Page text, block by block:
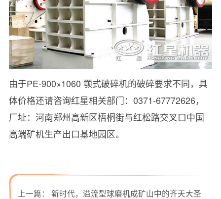
由于PE-900×1060 颚式破碎机的破碎要求不同，具
体价格还请咨询红星相关部门：0371-67772626，
厂址：河南郑州高新区梧桐街与红松路交叉口中国
高端矿机生产出口基地园区。
上一篇： 新时代，溢流型球磨机成矿山中的齐天大圣